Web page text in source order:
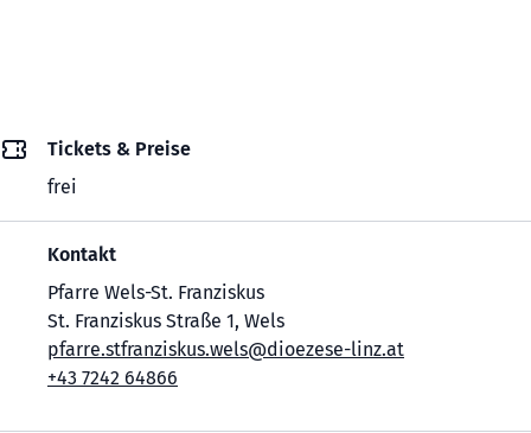
Tickets & Preise
frei
Kontakt
Pfarre Wels-St. Franziskus
St. Franziskus Straße 1, Wels
pfarre.stfranziskus.wels@dioezese-linz.at
+43 7242 64866